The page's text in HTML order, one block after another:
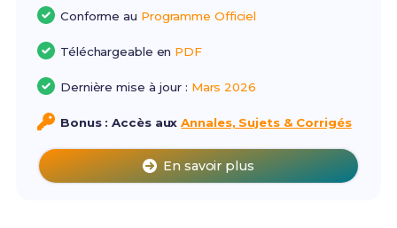
Conforme au Programme Officiel
Téléchargeable en PDF
Dernière mise à jour : Mars 2026
Bonus : Accès auxAnnales, Sujets & Corrigés
En savoir plus